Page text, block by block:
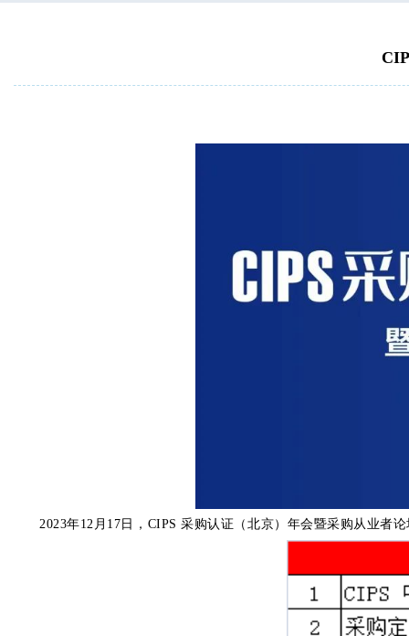
2023年12月17日，CIPS 采购认证（北京）年会暨采购从业者